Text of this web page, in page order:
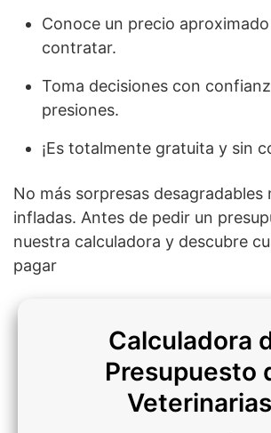
Conoce un precio
contratar.
Toma decisiones con
presiones.
¡Es totalmente gratuita y sin
No más sorpresas desagradables
infladas. Antes de pedir un
nuestra calculadora y descubre
pagar
Calculadora
Presupuesto
Veterinarias